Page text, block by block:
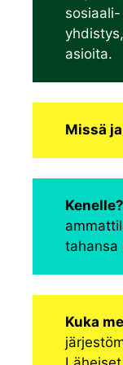
asioita.
Missä
tahansa
Kuka